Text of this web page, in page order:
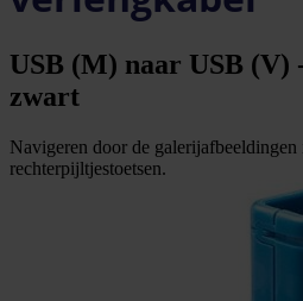
USB (M) naar USB (V)
zwart
Navigeren door de
rechterpijltjestoetsen.